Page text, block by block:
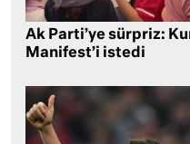
Ak Parti’ye sürpriz:
Manifest’i istedi